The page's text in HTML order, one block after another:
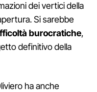
dei vertici della
Si sarebbe
burocratiche,
definitivo della
ha anche